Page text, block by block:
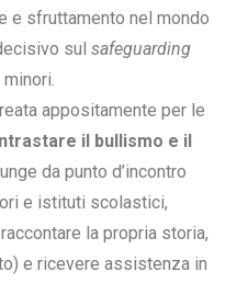
e sfruttamento nel mondo
sul safeguarding
appositamente per le
il bullismo e il
da punto d’incontro
e istituti scolastici,
la propria storia,
e ricevere assistenza in